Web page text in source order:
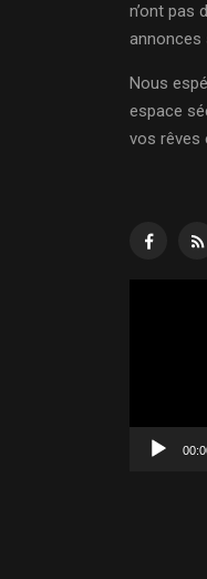
n’ont pas
annonces
Nous
espace
vos rêves